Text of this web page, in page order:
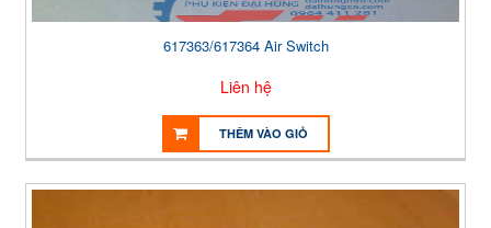
617363/617364 Air Switch
Liên hệ
THÊM VÀO GIỎ